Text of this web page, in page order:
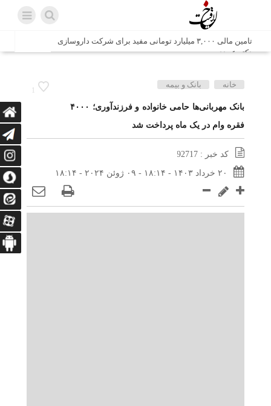
تامین مالی ۳,۰۰۰ میلیارد تومانی مفید برای شرکت داروسازی
دکتر عبیدی
شش وزیر کابینه پاکستان با حضور در سفارت ایران در اسلام
اتابک: ظرفیت های جدید همکاری‌های تجاری ایران و پاکستان با
محوریت بخش خصوصی فعال می‌شود
در مسیر جا‌مانده‌ها، دل‌ها به کربلا رسیده است
وزیر صمت خواستار پیگیری کانتینرهای ایرانی در بندر کراچی
شد / تجارت ۱۰ میلیارد دلاری ایران و پاکستان
1
خانه بانک و بیمه
بانک مهربانی‌ها حامی خانواده و فرزندآوری؛ ۴۰۰۰
فقره وام در یک ماه پرداخت شد
کد خبر : 92717
۲۰ خرداد ۱۴۰۳ - ۱۸:۱۴ - ۰۹ ژوئن ۲۰۲۴ - ۱۸:۱۴